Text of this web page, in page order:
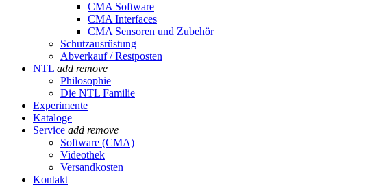
CMA Software
CMA Interfaces
CMA Sensoren und Zubehör
Schutzausrüstung
Abverkauf / Restposten
NTL add remove
Philosophie
Die NTL Familie
Experimente
Kataloge
Service add remove
Software (CMA)
Videothek
Versandkosten
Kontakt